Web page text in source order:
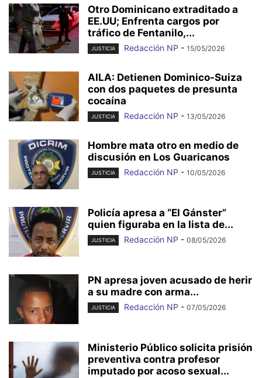
Otro Dominicano extraditado a
EE.UU; Enfrenta cargos por
tráfico de Fentanilo,...
JUSTICIA Redacción NP - 15/05/2026
AILA: Detienen Dominico-Suiza
con dos paquetes de presunta
cocaína
JUSTICIA Redacción NP - 13/05/2026
Hombre mata otro en medio de
discusión en Los Guaricanos
JUSTICIA Redacción NP - 10/05/2026
Policía apresa a “El Gánster”
quien figuraba en la lista de...
JUSTICIA Redacción NP - 08/05/2026
PN apresa joven acusado de herir
a su madre con arma...
JUSTICIA Redacción NP - 07/05/2026
Ministerio Público solicita prisión
preventiva contra profesor
imputado por acoso sexual...